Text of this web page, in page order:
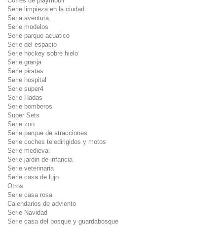
Serie limpieza en la ciudad
Seria aventura
Serie modelos
Serie parque acuatico
Serie del espacio
Serie hockey sobre hielo
Serie granja
Serie piratas
Serie hospital
Serie super4
Serie Hadas
Serie bomberos
Super Sets
Serie zoo
Serie parque de atracciones
Serie coches teledirigidos y motos
Serie medieval
Serie jardin de infancia
Serie veterinaria
Serie casa de lujo
Otros
Serie casa rosa
Calendarios de adviento
Serie Navidad
Serie casa del bosque y guardabosque